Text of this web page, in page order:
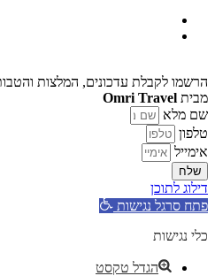
הרשמו לקבלת עדכונים, המלצות והטבות
מביתOmri Travel
שם מלא
טלפון
אימייל
שלח
דילוג לתוכן
פתח סרגל נגישות
כלי נגישות
הגדל טקסט